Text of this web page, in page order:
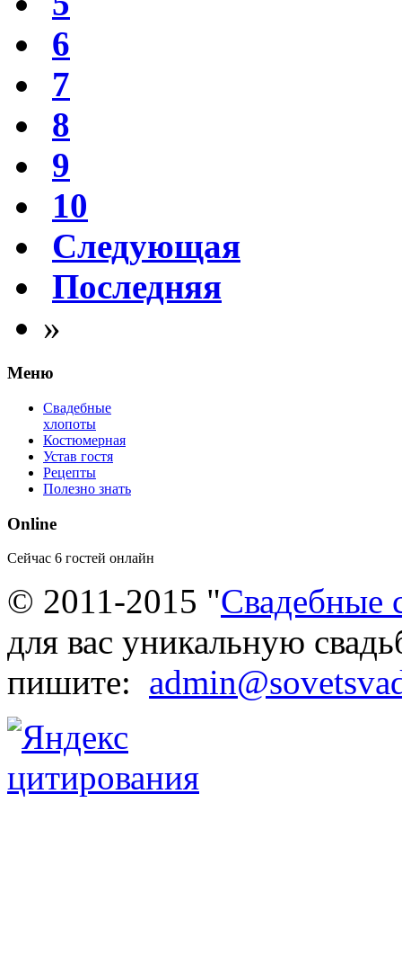
6
7
8
9
10
Следующая
Последняя
»
Меню
Свадебные
хлопоты
Костюмерная
Устав гостя
Рецепты
Полезно знать
Online
Сейчас 6 гостей онлайн
© 2011-2015 "Свадебные
для вас уникальную
пишите: